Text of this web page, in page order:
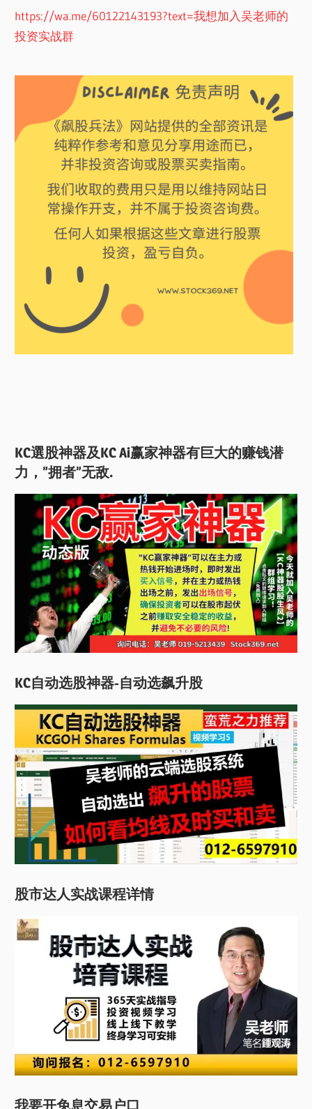
https://wa.me/60122143193?text=我想加入吴老师的
投资实战群
KC選股神器及KC Ai赢家神器有巨大的赚钱潜
力，”拥者”无敌.
KC自动选股神器-自动选飙升股
股市达人实战课程详情
我要开免息交易户口